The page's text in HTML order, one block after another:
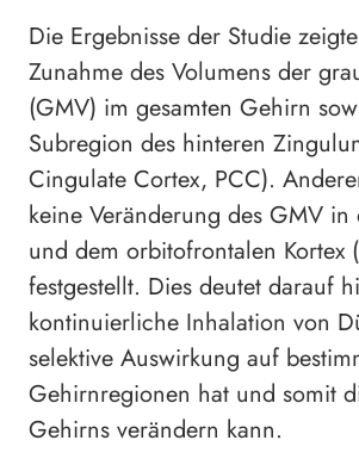
Die Ergebnisse der Studie
Zunahme des Volumens der
(GMV) im gesamten Gehirn
Subregion des hinteren
Cingulate Cortex, PCC).
keine Veränderung des GMV
und dem orbitofrontalen Kortex
festgestellt. Dies deutet darauf
kontinuierliche Inhalation von
selektive Auswirkung auf
Gehirnregionen hat und somit
Gehirns verändern kann.